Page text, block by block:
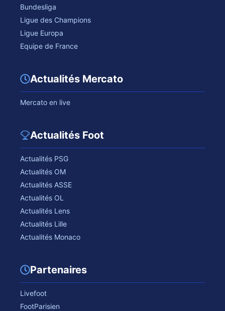
Bundesliga
Ligue des Champions
Ligue Europa
Equipe de France
Actualités Mercato
Mercato en live
Actualités Foot
Actualités PSG
Actualités OM
Actualités ASSE
Actualités OL
Actualités Lens
Actualités Lille
Actualités Monaco
Partenaires
Livefoot
FootParisien